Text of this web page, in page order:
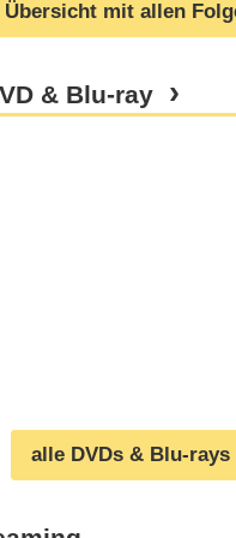
Übersicht mit allen
& Blu-ray
alle DVDs & Blu-rays